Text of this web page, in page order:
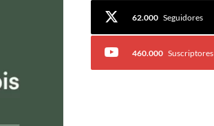
62.000 Seguidores
460.000 Suscriptores